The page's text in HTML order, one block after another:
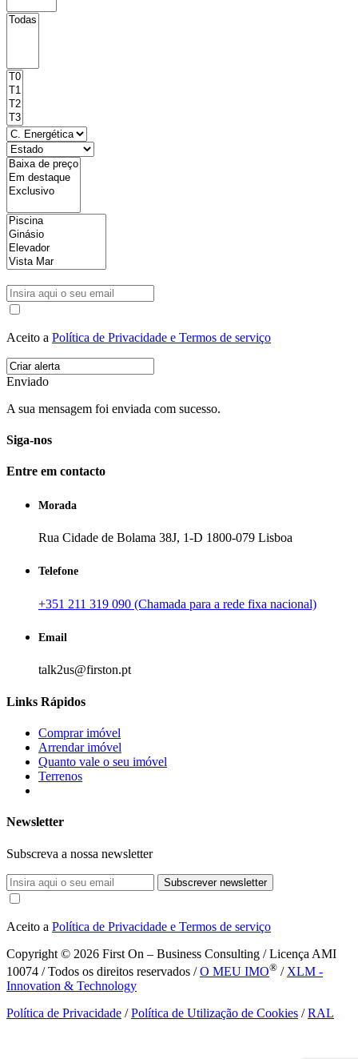
Aceito a Política de Privacidade e Termos de serviço
Enviado
A sua mensagem foi enviada com sucesso.
Siga-nos
Entre em contacto
Morada
Rua Cidade de Bolama 38J, 1-D 1800-079 Lisboa
Telefone
+351 211 319 090 (Chamada para a rede fixa nacional)
Email
talk2us@firston.pt
Links Rápidos
Comprar imóvel
Arrendar imóvel
Quanto vale o seu imóvel
Terrenos
Newsletter
Subscreva a nossa newsletter
Subscrever newsletter
Aceito a Política de Privacidade e Termos de serviço
Copyright © 2026 First On – Business Consulting / Licença AMI
10074 / Todos os direitos reservados /O MEU IMO® / XLM -
Innovation & Technology
Política de Privacidade /Política de Utilização de Cookies /RAL